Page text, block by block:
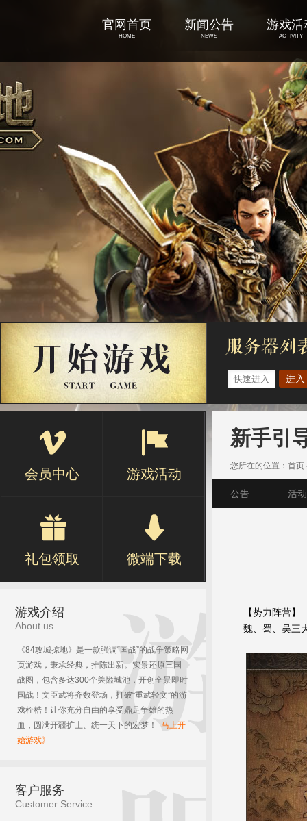
官网首页
HOME
新闻公告
NEWS
游戏活
ACTIVITY
进入
会员中心 游戏活动
礼包领取 微端下载
游戏介绍
About us
《84攻城掠地》是一款强调“国战”的战争策略网
页游戏，秉承经典，推陈出新。实景还原三国
战图，包含多达300个关隘城池，开创全景即时
国战！文臣武将齐数登场，打破“重武轻文”的游
戏桎梏！让你充分自由的享受鼎足争雄的热
血，圆满开疆扩土、统一天下的宏梦！ 马上开
始游戏》
客户服务
Customer Service
新手引
您所在的位置： 首页
公告 活动
【势力阵营】
魏、蜀、吴三